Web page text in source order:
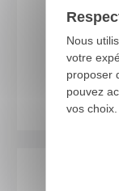
Nous
votre
proposer
pouvez
vos choix.